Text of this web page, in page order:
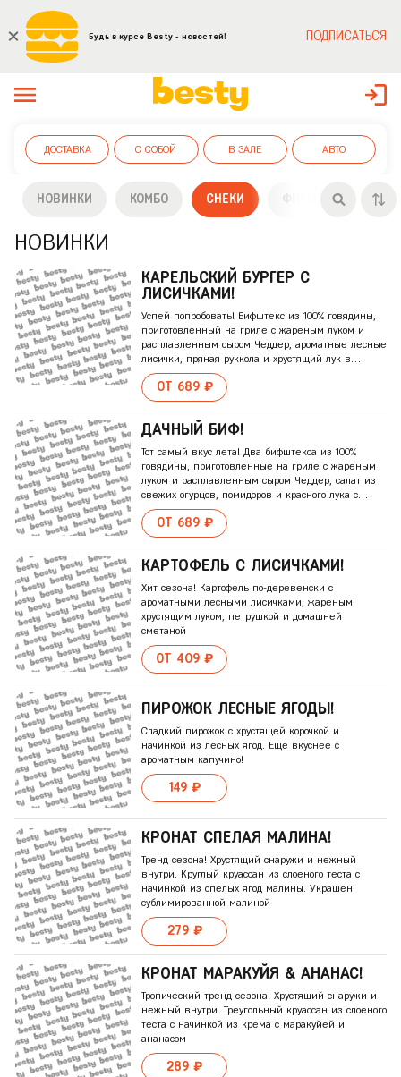
Будь в курсе Besty - новостей! ПОДПИСАТЬСЯ
ДОСТАВКА С СОБОЙ В ЗАЛЕ АВТО
НОВИНКИ КОМБО СНЕКИ ФИРМЕННЫЕ
НОВИНКИ
КАРЕЛЬСКИЙ БУРГЕР С
ЛИСИЧКАМИ!
Успей попробовать! Бифштекс из 100% говядины,
приготовленный на гриле с жареным луком и
расплавленным сыром Чеддер, ароматные лесные
лисички, пряная руккола и хрустящий лук в
сочетании с соусом из грибов и деревенской
сметанойОТ 689 ₽
ДАЧНЫЙ БИФ!
Тот самый вкус лета! Два бифштекса из 100%
говядины, приготовленные на гриле с жареным
луком и расплавленным сыром Чеддер, салат из
свежих огурцов, помидоров и красного лука с
авторской заправкой из сметаны и французской
горчицыОТ 689 ₽
КАРТОФЕЛЬ С ЛИСИЧКАМИ!
Хит сезона! Картофель по-деревенски с
ароматными лесными лисичками, жареным
хрустящим луком, петрушкой и домашней
сметаной
ОТ 409 ₽
ПИРОЖОК ЛЕСНЫЕ ЯГОДЫ!
Сладкий пирожок с хрустящей корочкой и
начинкой из лесных ягод. Еще вкуснее с
ароматным капучино!
149 ₽
КРОНАТ СПЕЛАЯ МАЛИНА!
Тренд сезона! Хрустящий снаружи и нежный
внутри. Круглый круассан из слоеного теста с
начинкой из спелых ягод малины. Украшен
сублимированной малиной
279 ₽
КРОНАТ МАРАКУЙЯ & АНАНАС!
Тропический тренд сезона! Хрустящий снаружи и
нежный внутри. Треугольный круассан из слоеного
теста с начинкой из крема с маракуйей и
ананасом
289 ₽